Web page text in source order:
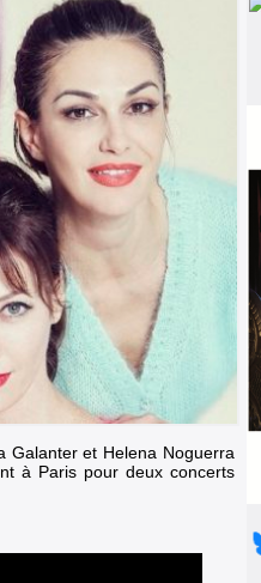
Galanter et Helena Noguerra
à Paris pour deux concerts